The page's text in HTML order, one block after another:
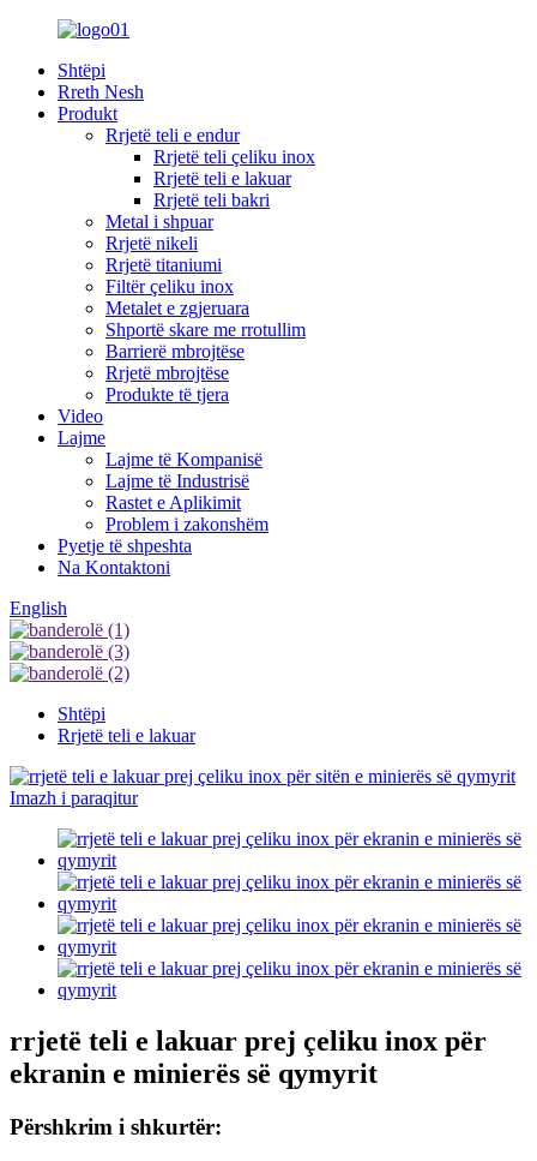
Shtëpi
Rreth Nesh
Produkt
Rrjetë teli e endur
Rrjetë teli çeliku inox
Rrjetë teli e lakuar
Rrjetë teli bakri
Metal i shpuar
Rrjetë nikeli
Rrjetë titaniumi
Filtër çeliku inox
Metalet e zgjeruara
Shportë skare me rrotullim
Barrierë mbrojtëse
Rrjetë mbrojtëse
Produkte të tjera
Video
Lajme
Lajme të Kompanisë
Lajme të Industrisë
Rastet e Aplikimit
Problem i zakonshëm
Pyetje të shpeshta
Na Kontaktoni
English
Shtëpi
Rrjetë teli e lakuar
rrjetë teli e lakuar prej çeliku inox për
ekranin e minierës së qymyrit
Përshkrim i shkurtër: